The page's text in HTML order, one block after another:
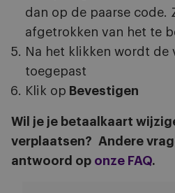
dan op de paarse code.
afgetrokken van het te
Na het klikken wordt de
toegepast
Klik op Bevestigen
Wil je je betaalkaart
verplaatsen? Andere
antwoord op onze FAQ.